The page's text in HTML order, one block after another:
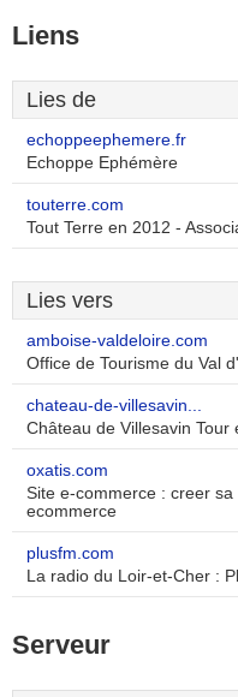
Liens
Lies de
echoppeephemere.fr
Echoppe Ephémère
touterre.com
Tout Terre en 2012 -
Lies vers
amboise-valdeloire.com
Office de Tourisme du Val
chateau-de-villesavin...
Château de Villesavin Tour
oxatis.com
Site e-commerce : creer
ecommerce
plusfm.com
La radio du Loir-et-Cher :
Serveur